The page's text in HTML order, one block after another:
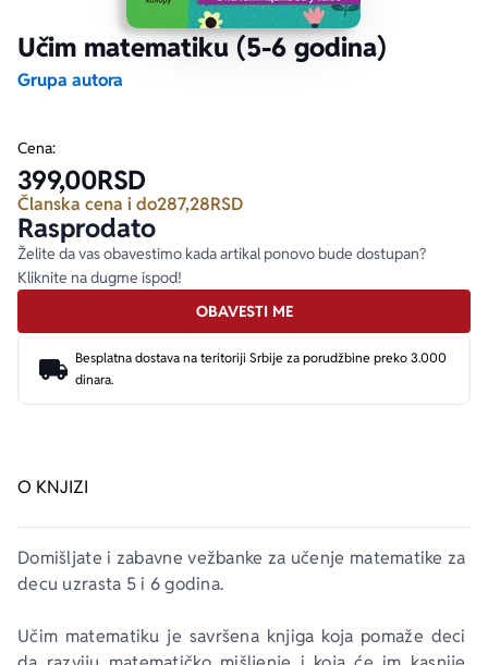
Učim matematiku (5-6 godina)
Grupa autora
O KNJIZI
Domišljate i zabavne vežbanke za učenje matematike za
decu uzrasta 5 i 6 godina.
Učim matematiku je savršena knjiga koja pomaže deci
Cena:
399,00RSD
Članska cena i do287,28RSD
Rasprodato
Želite da vas obavestimo kada artikal ponovo bude dostupan?
Kliknite na dugme ispod!
OBAVESTI ME
Besplatna dostava na teritoriji Srbije za porudžbine preko 3.000
dinara.
Ekranizovane knjige
E-knjige
Autori
Poezija
Biografija
Bojan Ljubenović
Milica Jakovljević Mir-Jam
Peter Handke
Elif Šafak